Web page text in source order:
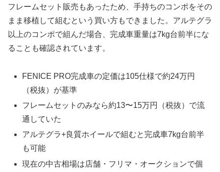
フレームセット販売もあったため、手持ちのコンポをその
まま移植して組むという買い方もできました。アルテグラ
以上のコンポで組んだ場合、完成車重量は7kg台前半にな
ることも確認されています。
FENICE PRO完成車の定価は105仕様で約24万円
（税抜）が基準
フレームセットのみなら約13〜15万円（税抜）で流
通していた
アルテグラ+良質ホイールで組むと完成車7kg台前半
も可能
現在の中古相場は店舗・フリマ・オークションで個